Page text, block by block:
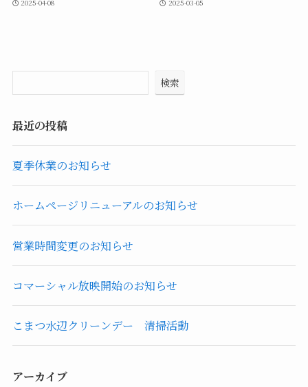
2025-04-08 2025-03-05
検索
最近の投稿
夏季休業のお知らせ
ホームページリニューアルのお知らせ
営業時間変更のお知らせ
コマーシャル放映開始のお知らせ
こまつ水辺クリーンデー 清掃活動
アーカイブ